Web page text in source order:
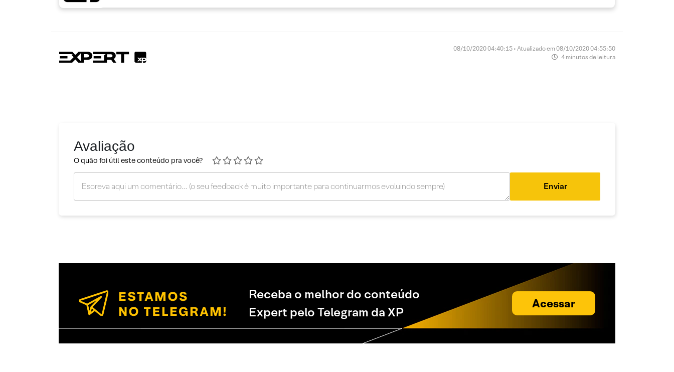
08/10/2020 04:40:15 • Atualizado em 08/10/2020 04:55:50
4 minutos de leitura
Avaliação
O quão foi útil este conteúdo pra você?
Enviar
Receba o melhor do conteúdo
Expert pelo Telegram da XP
Acessar